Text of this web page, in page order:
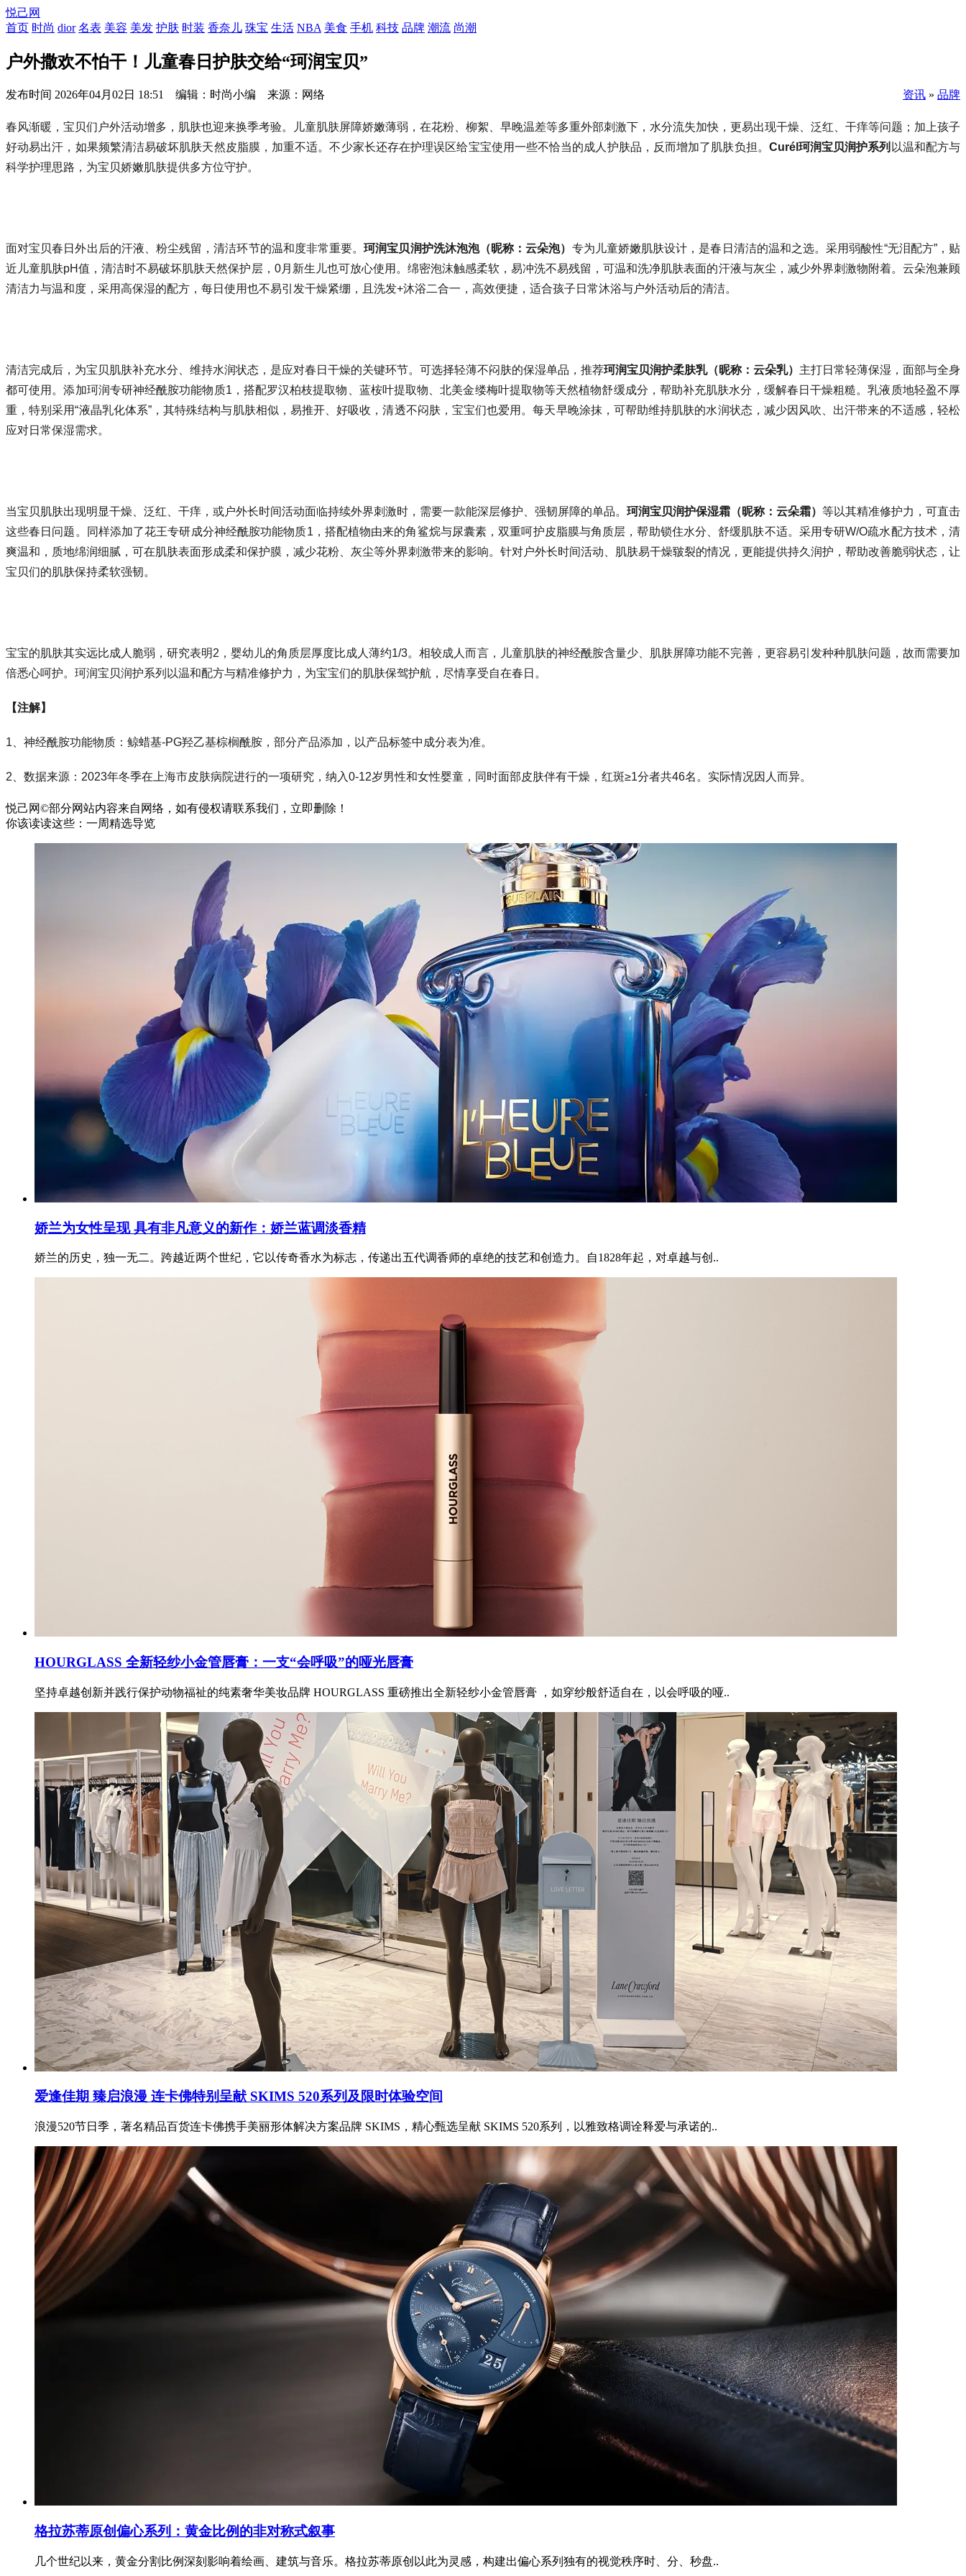
悦己网
首页 时尚 dior 名表 美容 美发 护肤 时装 香奈儿 珠宝 生活 NBA 美食 手机 科技 品牌 潮流 尚潮
户外撒欢不怕干！儿童春日护肤交给“珂润宝贝”
发布时间 2026年04月02日 18:51 编辑：时尚小编 来源：网络 资讯 » 品牌
春风渐暖，宝贝们户外活动增多，肌肤也迎来换季考验。儿童肌肤屏障娇嫩薄弱，在花粉、柳絮、早晚温差等多重外部刺激下，水分流失加快，更易出现干燥、泛红、干痒等问题；加上孩子
好动易出汗，如果频繁清洁易破坏肌肤天然皮脂膜，加重不适。不少家长还存在护理误区给宝宝使用一些不恰当的成人护肤品，反而增加了肌肤负担。 Curél珂润宝贝润护系列 以温和配方与
科学护理思路，为宝贝娇嫩肌肤提供多方位守护。
面对宝贝春日外出后的汗液、粉尘残留，清洁环节的温和度非常重要。珂润宝贝润护洗沐泡泡（昵称：云朵泡） 专为儿童娇嫩肌肤设计，是春日清洁的温和之选。采用弱酸性“无泪配方”，贴
近儿童肌肤pH值，清洁时不易破坏肌肤天然保护层，0月新生儿也可放心使用。绵密泡沫触感柔软，易冲洗不易残留，可温和洗净肌肤表面的汗液与灰尘，减少外界刺激物附着。云朵泡兼顾
清洁力与温和度，采用高保湿的配方，每日使用也不易引发干燥紧绷，且洗发+沐浴二合一，高效便捷，适合孩子日常沐浴与户外活动后的清洁。
清洁完成后，为宝贝肌肤补充水分、维持水润状态，是应对春日干燥的关键环节。可选择轻薄不闷肤的保湿单品，推荐珂润宝贝润护柔肤乳（昵称：云朵乳） 主打日常轻薄保湿，面部与全身
都可使用。添加珂润专研神经酰胺功能物质1，搭配罗汉柏枝提取物、蓝桉叶提取物、北美金缕梅叶提取物等天然植物舒缓成分，帮助补充肌肤水分，缓解春日干燥粗糙。乳液质地轻盈不厚
重，特别采用“液晶乳化体系”，其特殊结构与肌肤相似，易推开、好吸收，清透不闷肤，宝宝们也爱用。每天早晚涂抹，可帮助维持肌肤的水润状态，减少因风吹、出汗带来的不适感，轻松
应对日常保湿需求。
当宝贝肌肤出现明显干燥、泛红、干痒，或户外长时间活动面临持续外界刺激时，需要一款能深层修护、强韧屏障的单品。 珂润宝贝润护保湿霜（昵称：云朵霜） 等以其精准修护力，可直击
这些春日问题。同样添加了花王专研成分神经酰胺功能物质1，搭配植物由来的角鲨烷与尿囊素，双重呵护皮脂膜与角质层，帮助锁住水分、舒缓肌肤不适。采用专研W/O疏水配方技术，清
爽温和，质地绵润细腻，可在肌肤表面形成柔和保护膜，减少花粉、灰尘等外界刺激带来的影响。针对户外长时间活动、肌肤易干燥皲裂的情况，更能提供持久润护，帮助改善脆弱状态，让
宝贝们的肌肤保持柔软强韧。
宝宝的肌肤其实远比成人脆弱，研究表明2，婴幼儿的角质层厚度比成人薄约1/3。相较成人而言，儿童肌肤的神经酰胺含量少、肌肤屏障功能不完善，更容易引发种种肌肤问题，故而需要加
倍悉心呵护。珂润宝贝润护系列以温和配方与精准修护力，为宝宝们的肌肤保驾护航，尽情享受自在春日。
【注解】
1、神经酰胺功能物质：鲸蜡基-PG羟乙基棕榈酰胺，部分产品添加，以产品标签中成分表为准。
2、数据来源：2023年冬季在上海市皮肤病院进行的一项研究，纳入0-12岁男性和女性婴童，同时面部皮肤伴有干燥，红斑≥1分者共46名。实际情况因人而异。
悦己网©部分网站内容来自网络，如有侵权请联系我们，立即删除！
你该读读这些：一周精选导览
娇兰为女性呈现 具有非凡意义的新作：娇兰蓝调淡香精
娇兰的历史，独一无二。跨越近两个世纪，它以传奇香水为标志，传递出五代调香师的卓绝的技艺和创造力。自1828年起，对卓越与创..
HOURGLASS 全新轻纱小金管唇膏：一支“会呼吸”的哑光唇膏
坚持卓越创新并践行保护动物福祉的纯素奢华美妆品牌 HOURGLASS 重磅推出全新轻纱小金管唇膏 ，如穿纱般舒适自在，以会呼吸的哑..
爱逢佳期 臻启浪漫 连卡佛特别呈献 SKIMS 520系列及限时体验空间
浪漫520节日季，著名精品百货连卡佛携手美丽形体解决方案品牌 SKIMS，精心甄选呈献 SKIMS 520系列，以雅致格调诠释爱与承诺的..
格拉苏蒂原创偏心系列：黄金比例的非对称式叙事
几个世纪以来，黄金分割比例深刻影响着绘画、建筑与音乐。格拉苏蒂原创以此为灵感，构建出偏心系列独有的视觉秩序时、分、秒盘..